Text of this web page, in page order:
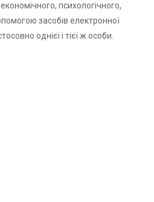
психологічного,
засобів електронної
однієї і тієї ж особи.